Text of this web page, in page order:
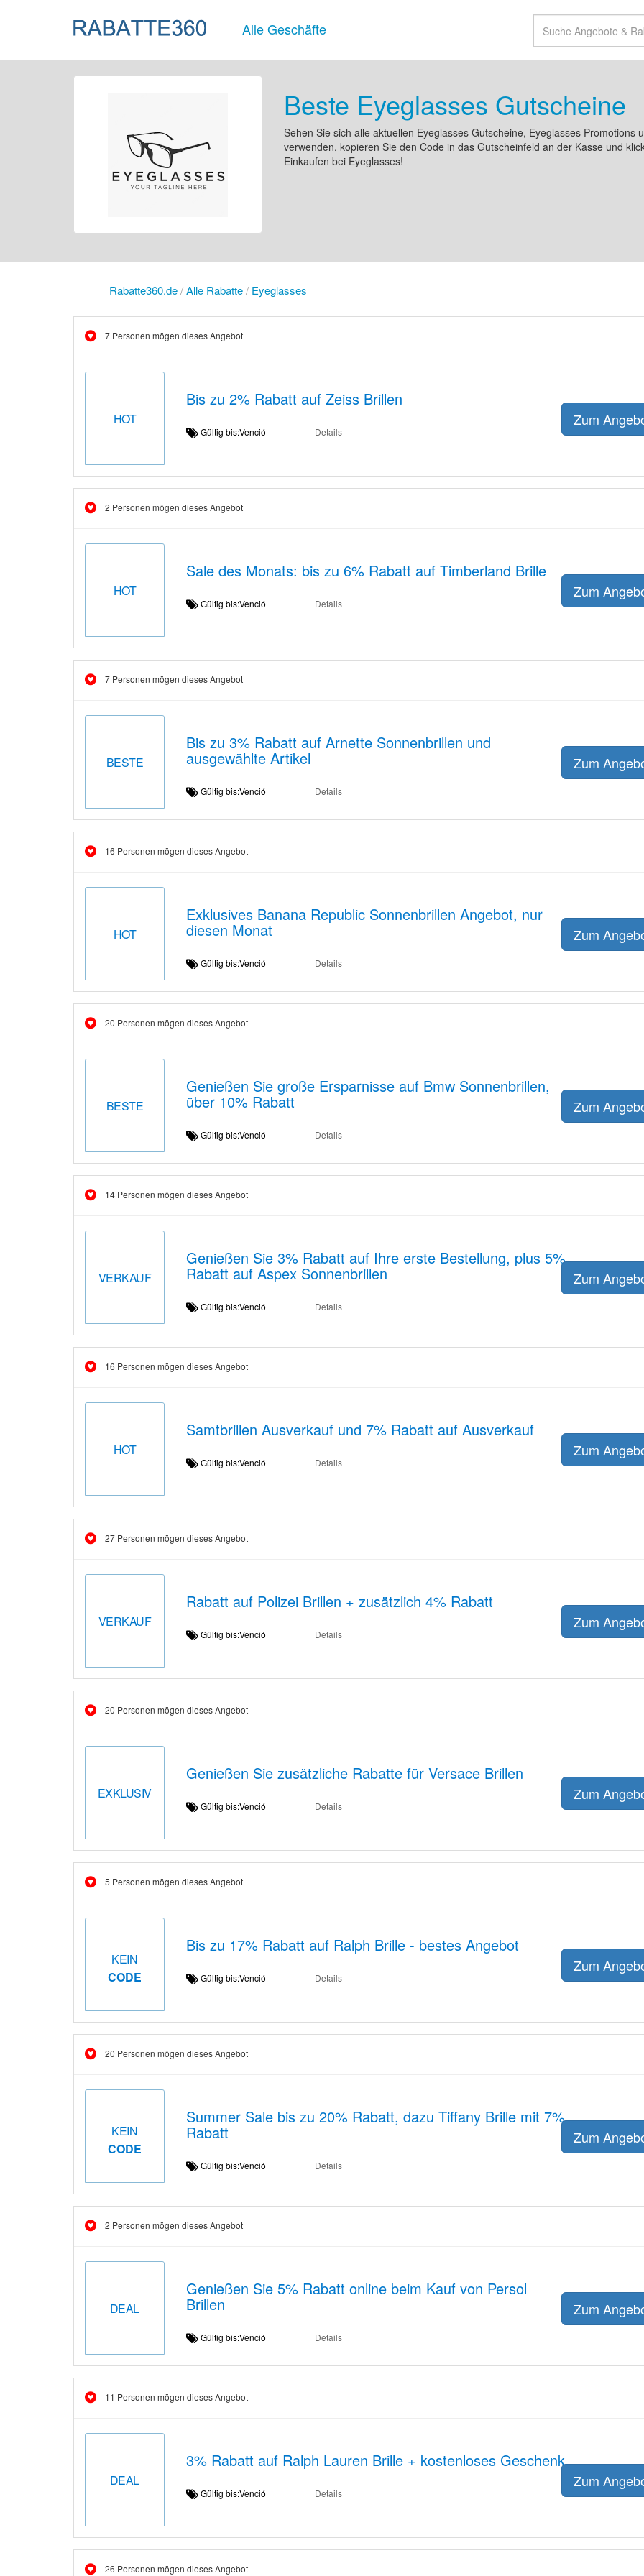
Alle Geschäfte
Beste Eyeglasses Gutscheine
Sehen Sie sich alle aktuellen Eyeglasses Gutscheine, Eyeglasses
verwenden, kopieren Sie den Code in das Gutscheinfeld an der Kasse und
Einkaufen bei Eyeglasses!
Rabatte360.de/Alle Rabatte/ Eyeglasses
7 Personen mögen dieses Angebot
HOT
Bis zu 2% Rabatt auf Zeiss Brillen
Gültig bis:Venció Details
Zum
2 Personen mögen dieses Angebot
HOT
Sale des Monats: bis zu 6% Rabatt auf Timberland Brille
Gültig bis:Venció Details
Zum
7 Personen mögen dieses Angebot
BESTE
Bis zu 3% Rabatt auf Arnette Sonnenbrillen und
ausgewählte Artikel
Gültig bis:Venció Details
Zum
16 Personen mögen dieses Angebot
HOT
Exklusives Banana Republic Sonnenbrillen Angebot, nur
diesen Monat
Gültig bis:Venció Details
Zum
20 Personen mögen dieses Angebot
BESTE
Genießen Sie große Ersparnisse auf Bmw Sonnenbrillen,
über 10% Rabatt
Gültig bis:Venció Details
Zum
14 Personen mögen dieses Angebot
VERKAUF
Genießen Sie 3% Rabatt auf Ihre erste Bestellung, plus 5%
Rabatt auf Aspex Sonnenbrillen
Gültig bis:Venció Details
Zum
16 Personen mögen dieses Angebot
HOT
Samtbrillen Ausverkauf und 7% Rabatt auf Ausverkauf
Gültig bis:Venció Details
Zum
27 Personen mögen dieses Angebot
VERKAUF
Rabatt auf Polizei Brillen + zusätzlich 4% Rabatt
Gültig bis:Venció Details
Zum
20 Personen mögen dieses Angebot
EXKLUSIV
Genießen Sie zusätzliche Rabatte für Versace Brillen
Gültig bis:Venció Details
Zum
5 Personen mögen dieses Angebot
KEIN
CODE
Bis zu 17% Rabatt auf Ralph Brille - bestes Angebot
Gültig bis:Venció Details
Zum
20 Personen mögen dieses Angebot
KEIN
CODE
Summer Sale bis zu 20% Rabatt, dazu Tiffany Brille mit 7%
Rabatt
Gültig bis:Venció Details
Zum
2 Personen mögen dieses Angebot
DEAL
Genießen Sie 5% Rabatt online beim Kauf von Persol
Brillen
Gültig bis:Venció Details
Zum
11 Personen mögen dieses Angebot
DEAL
3% Rabatt auf Ralph Lauren Brille + kostenloses Geschenk
Gültig bis:Venció Details
Zum
26 Personen mögen dieses Angebot